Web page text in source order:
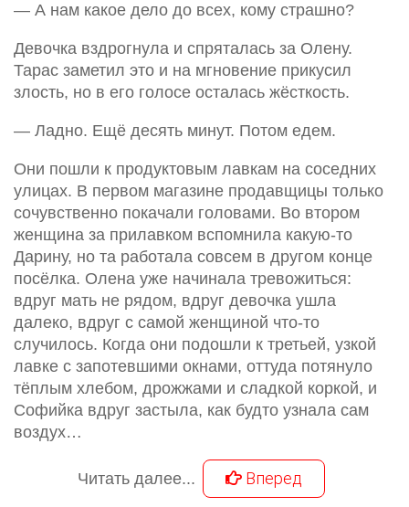
— А нам какое дело до всех, кому страшно?
Девочка вздрогнула и спряталась за Олену.
Тарас заметил это и на мгновение прикусил
злость, но в его голосе осталась жёсткость.
— Ладно. Ещё десять минут. Потом едем.
Они пошли к продуктовым лавкам на соседних
улицах. В первом магазине продавщицы только
сочувственно покачали головами. Во втором
женщина за прилавком вспомнила какую-то
Дарину, но та работала совсем в другом конце
посёлка. Олена уже начинала тревожиться:
вдруг мать не рядом, вдруг девочка ушла
далеко, вдруг с самой женщиной что-то
случилось. Когда они подошли к третьей, узкой
лавке с запотевшими окнами, оттуда потянуло
тёплым хлебом, дрожжами и сладкой коркой, и
Софийка вдруг застыла, как будто узнала сам
воздух…
Читать далее... Вперед